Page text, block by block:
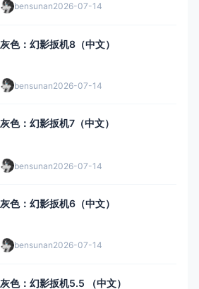
bensunan2026-07-14
灰色：幻影扳机8（中文）
bensunan2026-07-14
灰色：幻影扳机7（中文）
bensunan2026-07-14
灰色：幻影扳机6（中文）
bensunan2026-07-14
灰色：幻影扳机5.5 （中文）